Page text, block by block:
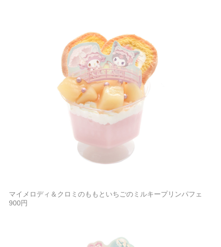
マイメロディ＆クロミのももといちごのミルキープリンパフェ
900円